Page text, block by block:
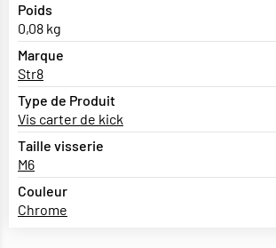
Poids
0,08 kg
Marque
Str8
Type de Produit
Vis carter de kick
Taille visserie
M6
Couleur
Chrome